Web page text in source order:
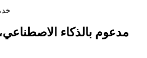
مدعوم بالذكاء